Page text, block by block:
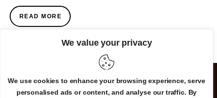
We value your privacy
We use cookies to enhance your browsing experience, serve
personalised ads or content, and analyse our traffic. By
READ MORE